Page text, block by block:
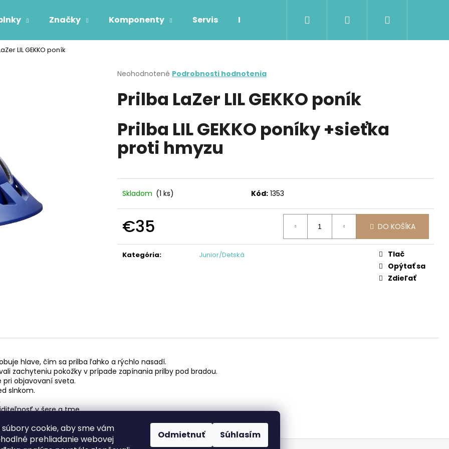
cookie, aby sme vám
prehliadanie webovej
Odmietnuť Súhlasím
Značky Komponenty Servis Kontakty Možnosti dopravy a platby
Hľadať Prihlásenie
LIL GEKKO poník
Priemerné
produktu
je
z
hviezdičiek.
Neohodnotené Podrobnosti hodnotenia
Prilba LaZer LIL GEKKO poník
Prilba LIL GEKKO poníky +sieťka
proti hmyzu
Skladom (1 ks) Kód: 1353
€35 DO KOŠÍKA
Kategória: Junior/Detská
Tlač
Opýtať sa
Zdieľať
hlave, čím sa prilba ľahko a rýchlo nasadí.
zachyteniu pokožky v prípade zapínania prilby pod bradou.
objavovaní sveta.
slnkom.
v šere a tme.
Čo potrebujete nájsť?
HĽADAŤ
HG41 7